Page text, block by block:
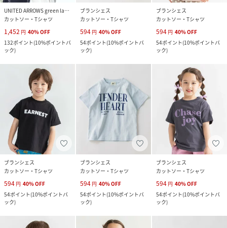
UNITED ARROWS green label relaxing
カットソー・Tシャツ
1,452 円 40%OFF
132ポイント(10%ポイントバ
ック)
ブランシェス
カットソー・Tシャツ
594 円 40%OFF
54ポイント(10%ポイントバ
ック)
ブランシェス
カットソー・Tシャツ
594 円 40%OFF
54ポイント(10%ポイントバ
ック)
ブランシェス
カットソー・Tシャツ
594 円 40%OFF
54ポイント(10%ポイントバ
ック)
ブランシェス
カットソー・Tシャツ
594 円 40%OFF
54ポイント(10%ポイントバ
ック)
ブランシェス
カットソー・Tシャツ
594 円 40%OFF
54ポイント(10%ポイントバ
ック)